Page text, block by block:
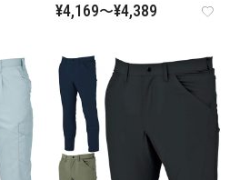
¥4,169〜¥4,389